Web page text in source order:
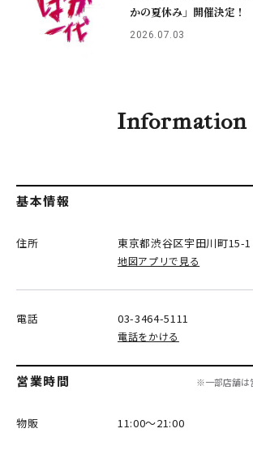
かの夏休み」開催決定！
2026.07.03
Information
基本情報
住所 東京都渋谷区宇田川町15-1
地図アプリで見る
電話 03-3464-5111
電話をかける
営業時間 ※一部店舗は
物販 11:00～21:00